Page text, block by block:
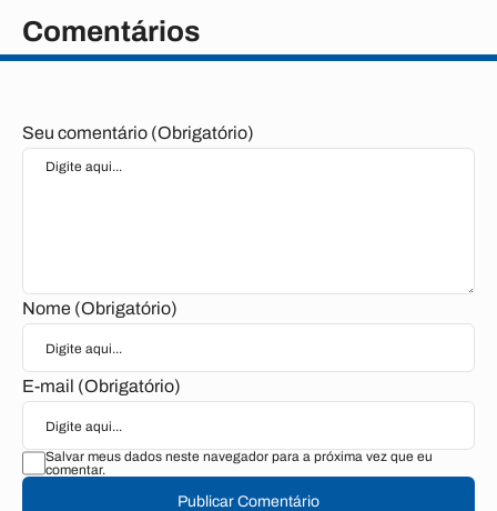
Comentários
Seu comentário (Obrigatório)
Nome (Obrigatório)
E-mail (Obrigatório)
Salvar meus dados neste navegador para a próxima vez que eu
comentar.
Publicar Comentário